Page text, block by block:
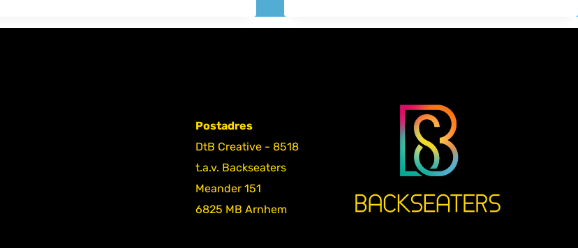
Postadres
DtB Creative - 8518
t.a.v. Backseaters
Meander 151
6825 MB Arnhem